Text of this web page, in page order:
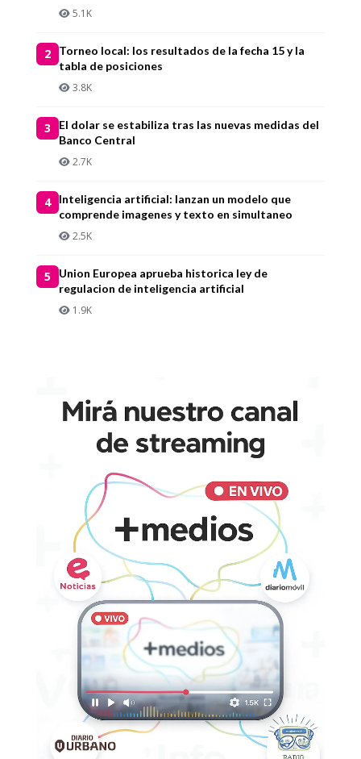
5.1K
2
Torneo local: los resultados de la fecha 15 y la
tabla de posiciones
3.8K
3
El dolar se estabiliza tras las nuevas medidas del
Banco Central
2.7K
4
Inteligencia artificial: lanzan un modelo que
comprende imagenes y texto en simultaneo
2.5K
5
Union Europea aprueba historica ley de
regulacion de inteligencia artificial
1.9K